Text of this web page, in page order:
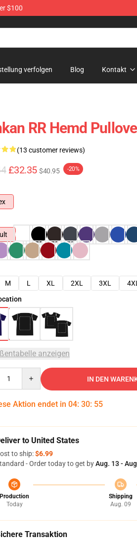
$100
verfolgen Blog Kontakt
RR Hemd
(13 customer reviews)
£32.35 $40.95 -20%
M L XL 2XL 3XL 4XL
anzeigen
IN DEN
Aktion endet in 04: 30: 54
to United States
to ship:$6.99
- Order today to get byAug. 13 -
Production
Today
Shipping
Aug. 09
Transaktion